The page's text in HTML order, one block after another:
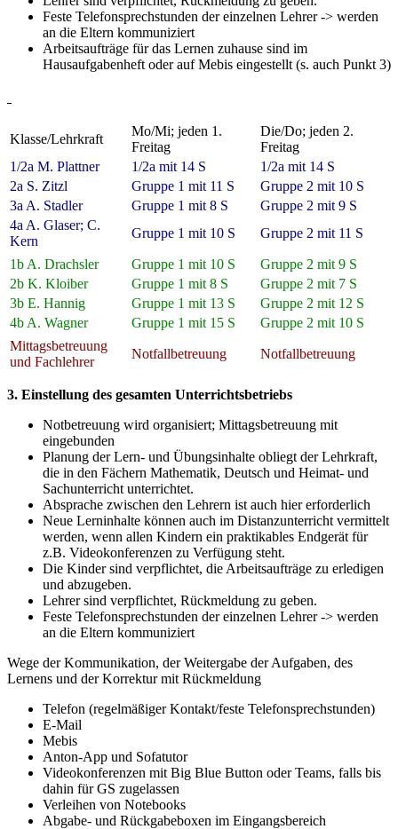
Feste Telefonsprechstunden der einzelnen Lehrer -> werden
an die Eltern kommuniziert
Arbeitsaufträge für das Lernen zuhause sind im
Hausaufgabenheft oder auf Mebis eingestellt (s. auch Punkt 3)
Klasse/Lehrkraft
Mo/Mi; jeden 1.
Freitag
Die/Do; jeden 2.
Freitag
1/2a M. Plattner
1/2a mit 14 S
1/2a mit 14 S
2a S. Zitzl
Gruppe 1 mit 11 S
Gruppe 2 mit 10 S
3a A. Stadler
Gruppe 1 mit 8 S
Gruppe 2 mit 9 S
4a A. Glaser; C.
Kern
Gruppe 1 mit 10 S Gruppe 2 mit 11 S
1b A. Drachsler Gruppe 1 mit 10 S
Gruppe 2 mit 9 S
2b K. Kloiber
Gruppe 1 mit 8 S
Gruppe 2 mit 7 S
3b E. Hannig
Gruppe 1 mit 13 S
Gruppe 2 mit 12 S
4b A. Wagner
Gruppe 1 mit 15 S
Gruppe 2 mit 10 S
Mittagsbetreuung
und Fachlehrer
Notfallbetreuung Notfallbetreuung
3. Einstellung des gesamten Unterrichtsbetriebs
Notbetreuung wird organisiert; Mittagsbetreuung mit
eingebunden
Planung der Lern- und Übungsinhalte obliegt der Lehrkraft,
die in den Fächern Mathematik, Deutsch und Heimat- und
Sachunterricht unterrichtet.
Absprache zwischen den Lehrern ist auch hier erforderlich
Neue Lerninhalte können auch im Distanzunterricht vermittelt
werden, wenn allen Kindern ein praktikables Endgerät für
z.B. Videokonferenzen zu Verfügung steht.
Die Kinder sind verpflichtet, die Arbeitsaufträge zu erledigen
und abzugeben.
Lehrer sind verpflichtet, Rückmeldung zu geben.
Feste Telefonsprechstunden der einzelnen Lehrer -> werden
an die Eltern kommuniziert
Wege der Kommunikation, der Weitergabe der Aufgaben, des
Lernens und der Korrektur mit Rückmeldung
Telefon (regelmäßiger Kontakt/feste Telefonsprechstunden)
E-Mail
Mebis
Anton-App und Sofatutor
Videokonferenzen mit Big Blue Button oder Teams, falls bis
dahin für GS zugelassen
Verleihen von Notebooks
Abgabe- und Rückgabeboxen im Eingangsbereich